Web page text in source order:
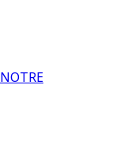
NOTRE